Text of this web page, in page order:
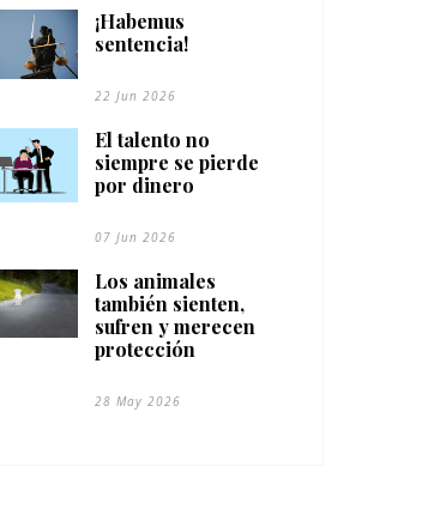
¡Habemus
sentencia!
22 Jun 2026
El talento no
siempre se pierde
por dinero
07 Jun 2026
Los animales
también sienten,
sufren y merecen
protección
28 May 2026